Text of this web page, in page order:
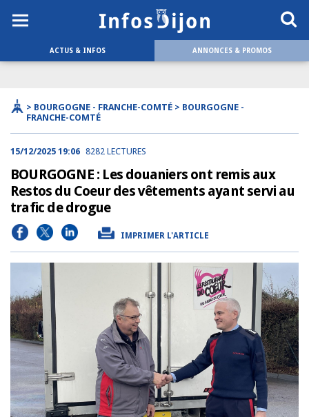
ACTUS & INFOS ANNONCES & PROMOS
> BOURGOGNE - FRANCHE-COMTÉ > BOURGOGNE -
FRANCHE-COMTÉ
15/12/2025 19:06 8282 LECTURES
BOURGOGNE : Les douaniers ont remis aux
Restos du Coeur des vêtements ayant servi au
trafic de drogue
IMPRIMER L'ARTICLE